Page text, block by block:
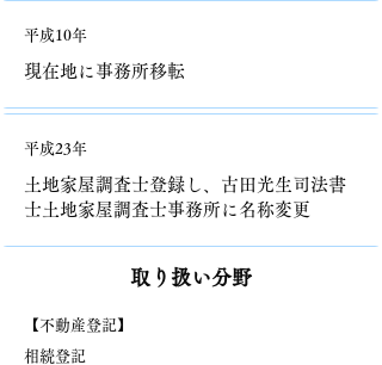
平成10年
現在地に事務所移転
平成23年
土地家屋調査士登録し、​古田光生司法書
士土地家屋調査士事務所に名称変更
​取り扱い分野
【不動産登記】
相続登記